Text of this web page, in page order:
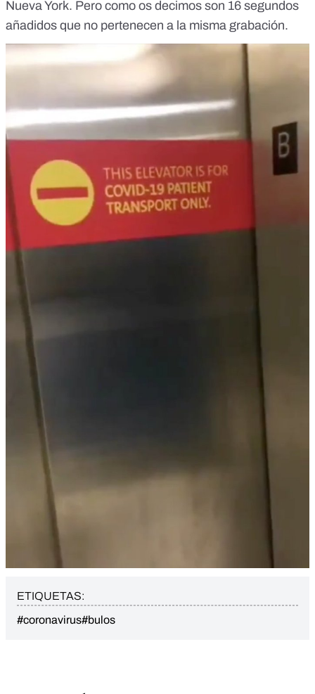
Nueva York. Pero como os decimos son 16 segundos
añadidos que no pertenecen a la misma grabación.
ETIQUETAS:
#coronavirus#bulos